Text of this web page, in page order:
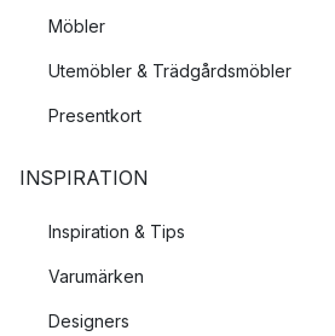
Möbler
Utemöbler & Trädgårdsmöbler
Presentkort
INSPIRATION
Inspiration & Tips
Varumärken
Designers